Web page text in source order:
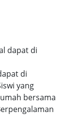
dapat di
di
yang
bersama